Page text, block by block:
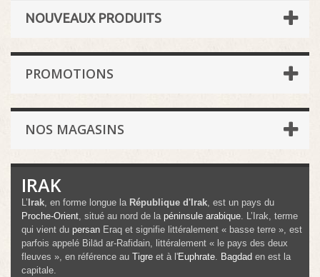
NOUVEAUX PRODUITS
PROMOTIONS
NOS MAGASINS
IRAK
L’ Irak, en forme longue la République d'Irak, est un pays du
Proche-Orient, situé au nord de la péninsule arabique. L’ Irak, terme
qui vient du persan Eraq et signifie littéralement « basse terre », est
parfois appelé Bilād ar-Rafidain, littéralement « le pays des deux
fleuves », en référence au Tigre et à l'Euphrate. Bagdad en est la
capitale.